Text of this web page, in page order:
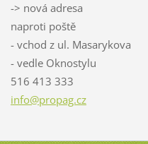
-> nová adresa
naproti poště
- vchod z ul. Masarykova
- vedle Oknostylu
516 413 333
info@propag.cz